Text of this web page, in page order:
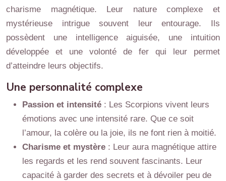
charisme magnétique. Leur nature complexe et
mystérieuse intrigue souvent leur entourage. Ils
possèdent une intelligence aiguisée, une intuition
développée et une volonté de fer qui leur permet
d’atteindre leurs objectifs.
Une personnalité complexe
Passion et intensité : Les Scorpions vivent leurs
émotions avec une intensité rare. Que ce soit
l’amour, la colère ou la joie, ils ne font rien à moitié.
Charisme et mystère : Leur aura magnétique attire
les regards et les rend souvent fascinants. Leur
capacité à garder des secrets et à dévoiler peu de